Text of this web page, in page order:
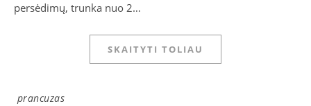
persėdimų, trunka nuo 2…
SKAITYTI TOLIAU
prancuzas